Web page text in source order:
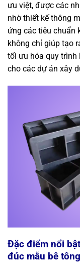
ưu việt, được các
nhờ thiết kế thông
ứng các tiêu chuẩn
không chỉ giúp tạo
tối ưu hóa quy trình
cho các dự án xây
Đặc điểm nổi
đúc mẫu bê